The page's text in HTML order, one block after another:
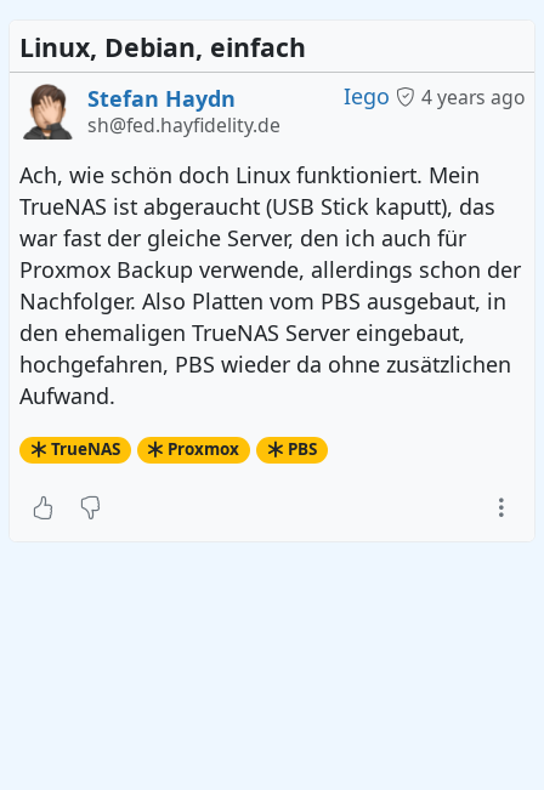
Linux, Debian, einfach
Iego 4 years ago
Stefan Haydn
sh@fed.hayfidelity.de
Ach, wie schön doch Linux funktioniert. Mein
TrueNAS ist abgeraucht (USB Stick kaputt), das
war fast der gleiche Server, den ich auch für
Proxmox Backup verwende, allerdings schon der
Nachfolger. Also Platten vom PBS ausgebaut, in
den ehemaligen TrueNAS Server eingebaut,
hochgefahren, PBS wieder da ohne zusätzlichen
Aufwand.
TrueNAS Proxmox PBS